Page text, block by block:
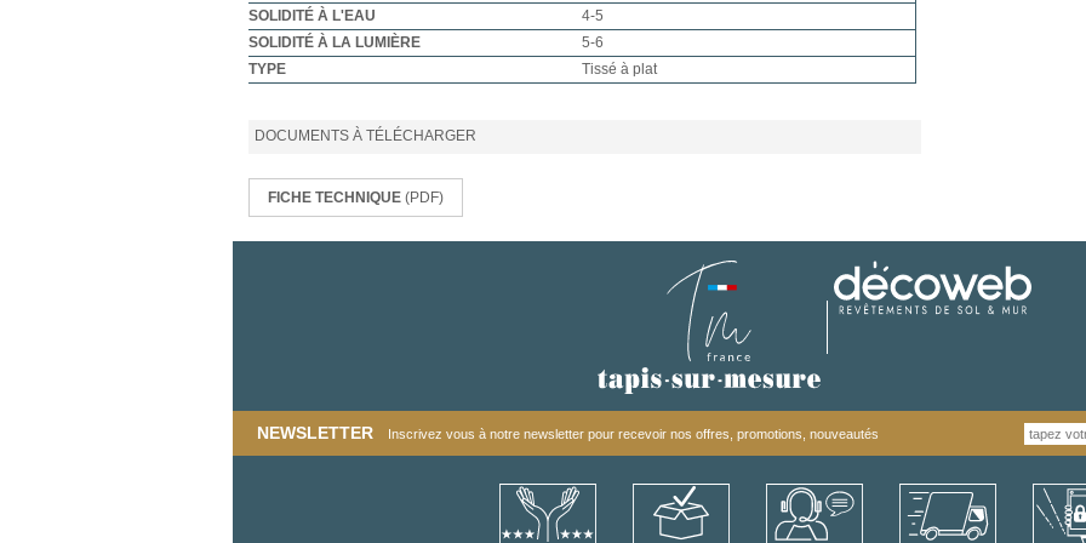
SOLIDITÉ À L'EAU
4-5
SOLIDITÉ À LA LUMIÈRE
5-6
TYPE
Tissé à plat
DOCUMENTS À TÉLÉCHARGER
FICHE TECHNIQUE (PDF)
NEWSLETTER Inscrivez vous à notre newsletter pour recevoir nos offres, promotions, nouveautés